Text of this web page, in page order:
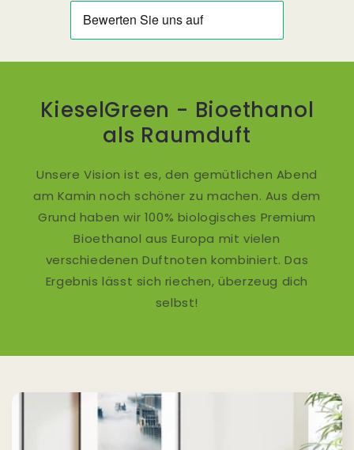
KieselGreen - Bioethanol
als Raumduft
Unsere Vision ist es, den gemütlichen Abend
am Kamin noch schöner zu machen. Aus dem
Grund haben wir 100% biologisches Premium
Bioethanol aus Europa mit vielen
verschiedenen Duftnoten kombiniert. Das
Ergebnis lässt sich riechen, überzeug dich
selbst!